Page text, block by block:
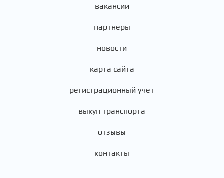
вакансии
партнеры
новости
карта сайта
регистрационный учёт
выкуп транспорта
отзывы
контакты